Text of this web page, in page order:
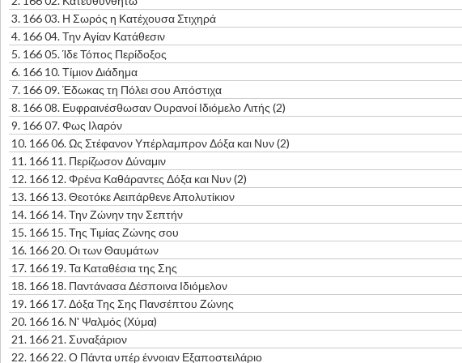
3. 166 03. Η Σωρός η Κατέχουσα Στιχηρά
4. 166 04. Την Αγίαν Κατάθεσιν
5. 166 05. Ίδε Τόπος Περίδοξος
6. 166 10. Τίμιον Διάδημα
7. 166 09. Έδωκας τη Πόλει σου Απόστιχα
8. 166 08. Ευφραινέσθωσαν Ουρανοί Ιδιόμελο Λιτής (2)
9. 166 07. Φως Ιλαρόν
10. 166 06. Ως Στέφανον Υπέρλαμπρον Δόξα και Νυν (2)
11. 166 11. Περίζωσον Δύναμιν
12. 166 12. Φρένα Καθάραντες Δόξα και Νυν (2)
13. 166 13. Θεοτόκε Αειπάρθενε Απολυτίκιον
14. 166 14. Την Ζώνην την Σεπτήν
15. 166 15. Της Τιμίας Ζώνης σου
16. 166 20. Οι των Θαυμάτων
17. 166 19. Τα Καταθέσια της Σης
18. 166 18. Παντάνασα Δέσποινα Ιδιόμελον
19. 166 17. Δόξα Της Σης Πανσέπτου Ζώνης
20. 166 16. Ν' Ψαλμός (Χύμα)
21. 166 21. Συναξάριον
22. 166 22. Ο Πάντα υπέρ έννοιαν Εξαποστειλάριο